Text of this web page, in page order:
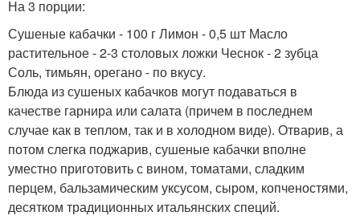
На 3 порции:
Сушеные кабачки - 100 г Лимон - 0,5 шт Масло
растительное - 2-3 столовых ложки Чеснок - 2 зубца
Соль, тимьян, орегано - по вкусу.
Блюда из сушеных кабачков могут подаваться в
качестве гарнира или салата (причем в последнем
случае как в теплом, так и в холодном виде). Отварив, а
потом слегка поджарив, сушеные кабачки вполне
уместно приготовить с вином, томатами, сладким
перцем, бальзамическим уксусом, сыром, копченостями,
десятком традиционных итальянских специй.